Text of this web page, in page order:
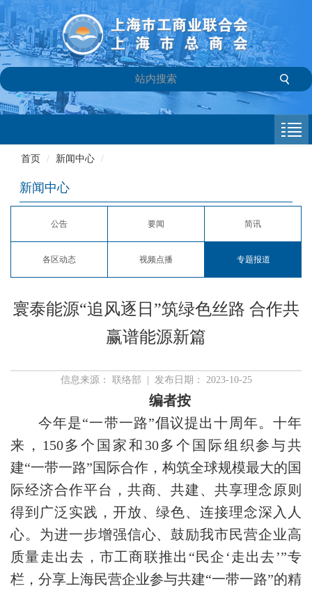
会员专栏
参政议政
信息库
联系我们
首页 / 新闻中心 /
新闻中心
公告 要闻 简讯
各区动态 视频点播 专题报道
寰泰能源“追风逐日”筑绿色丝路 合作共
赢谱能源新篇
信息来源： 联络部 | 发布日期： 2023-10-25
编者按
今年是“一带一路”倡议提出十周年。十年
来，150多个国家和30多个国际组织参与共
建“一带一路”国际合作，构筑全球规模最大的国
际经济合作平台，共商、共建、共享理念原则
得到广泛实践，开放、绿色、连接理念深入人
心。为进一步增强信心、鼓励我市民营企业高
质量走出去，市工商联推出“民企‘走出去’”专
栏，分享上海民营企业参与共建“一带一路”的精